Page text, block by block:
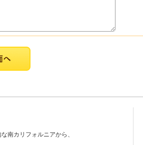
南カリフォルニアから、